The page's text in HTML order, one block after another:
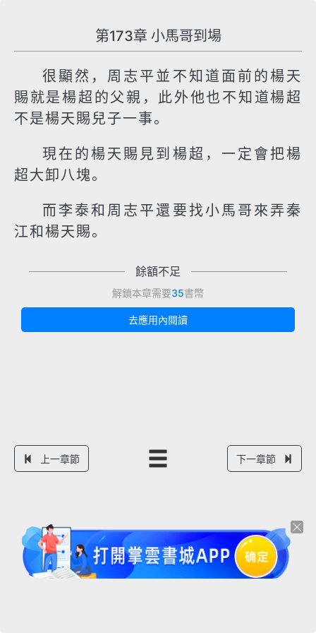
第173章 小馬哥到場
很顯然，周志平並不知道面前的楊天
賜就是楊超的父親，此外他也不知道楊超
不是楊天賜兒子一事。
現在的楊天賜見到楊超，一定會把楊
超大卸八塊。
而李泰和周志平還要找小馬哥來弄秦
江和楊天賜。
餘額不足
解鎖本章需要35書幣
去應用內閱讀
上一章節 下一章節